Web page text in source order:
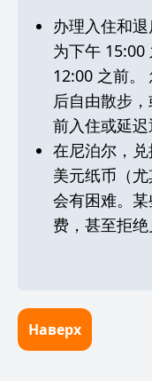
办理入住和
为下午 15:00
12:00 之前。
后自由散步
前入住或延迟
在尼泊尔，
美元纸币（
会有困难。
费，甚至拒绝
Наверх